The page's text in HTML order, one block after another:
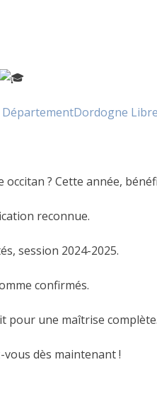
Dordogne Libre
? Cette année,
reconnue.
session 2024-2025.
confirmés.
pour une maîtrise complète.
dès maintenant !